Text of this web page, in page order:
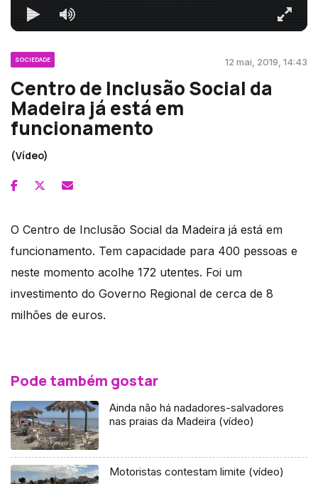
SOCIEDADE 12 mai, 2019, 14:43
Centro de Inclusão Social da
Madeira já está em
funcionamento
(Vídeo)
O Centro de Inclusão Social da Madeira já está em
funcionamento. Tem capacidade para 400 pessoas e
neste momento acolhe 172 utentes. Foi um
investimento do Governo Regional de cerca de 8
milhões de euros.
Pode também gostar
Ainda não há nadadores-salvadores
nas praias da Madeira (vídeo)
Motoristas contestam limite (vídeo)